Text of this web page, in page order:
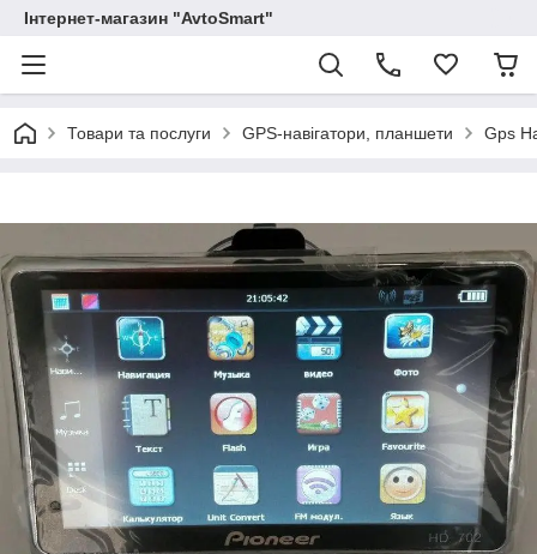
Інтернет-магазин "AvtoSmart"
Товари та послуги GPS-навігатори, планшети Gps